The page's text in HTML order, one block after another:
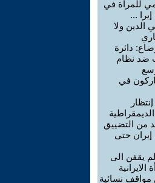
للمرأة في
...
الدين ولا
دائرة
ضد نظام
في
من التضييق
حتى
يقفن الى
مواقف نسائية